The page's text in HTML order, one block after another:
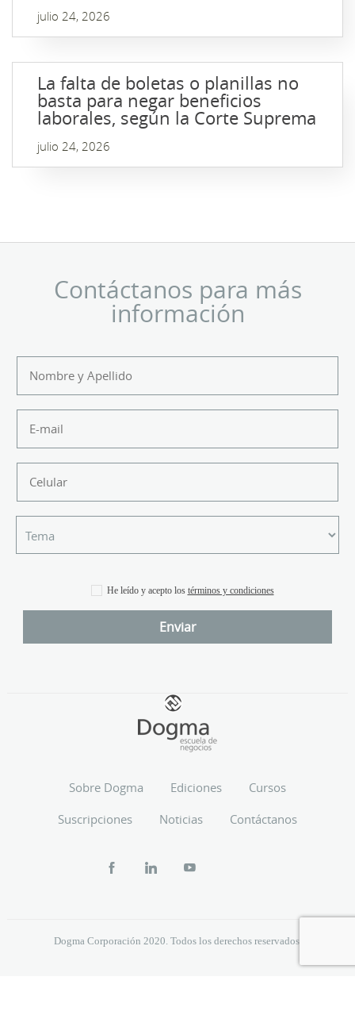
julio 24, 2026
La falta de boletas o planillas no
basta para negar beneficios
laborales, según la Corte Suprema
julio 24, 2026
Contáctanos para más
información
He leído y acepto los términos y condiciones
Sobre Dogma Ediciones
Cursos
Suscripciones
Noticias Contáctanos
Dogma Corporación 2020. Todos los derechos reservados.